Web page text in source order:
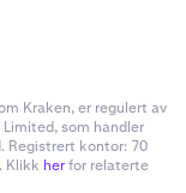
Kraken, er regulert av
som handler
Registrert kontor: 70
Klikk herfor relaterte